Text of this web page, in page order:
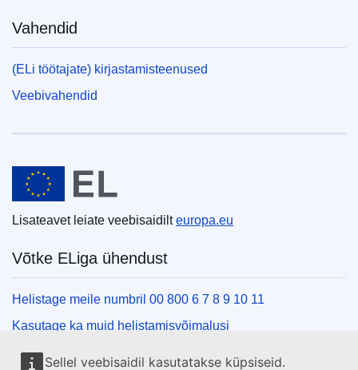
Sellel veebisaidil kasutatakse küpsiseid.
Vahendid
(ELi töötajate) kirjastamisteenused
Veebivahendid
Euroopa Liit
Lisateavet leiate veebisaidilteuropa.eu
Võtke ELiga ühendust
Helistage meile numbril 00 800 6 7 8 9 10 11
Kasutage ka muid helistamisvõimalusi
Kirjutage meile kontaktvormi vahendusel